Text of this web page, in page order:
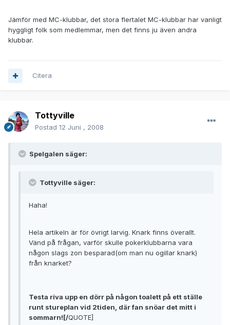
Jämför med MC-klubbar, det stora flertalet MC-klubbar har vanligt
hyggligt folk som medlemmar, men det finns ju även andra
klubbar.
Citera
Tottyville
Postad 12 Juni , 2008
Spelgalen säger:
Tottyville säger:
Haha!
Hela artikeln är för övrigt larvig. Knark finns överallt.
Vänd på frågan, varför skulle pokerklubbarna vara
någon slags zon besparad(om man nu ogillar knark)
från knarket?
Testa riva upp en dörr på någon toalett på ett ställe
runt stureplan vid 2tiden, där fan snöar det mitt i
sommarn![/QUOTE]